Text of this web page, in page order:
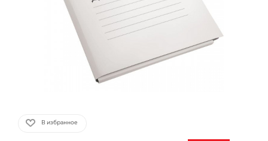
В избранное